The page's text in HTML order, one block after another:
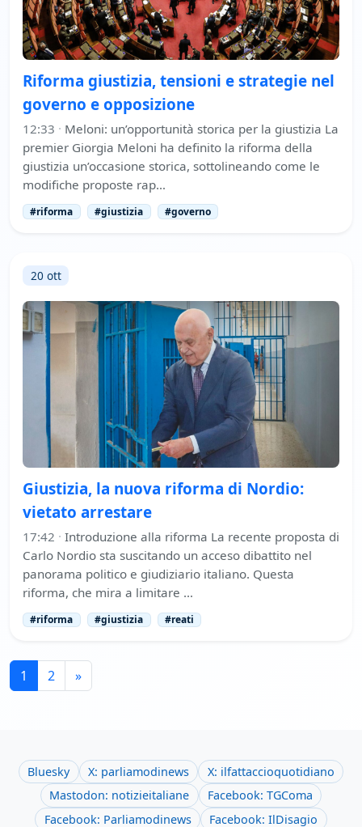
Riforma giustizia, tensioni e strategie nel
governo e opposizione
12:33 · Meloni: un’opportunità storica per la giustizia La
premier Giorgia Meloni ha definito la riforma della
giustizia un’occasione storica, sottolineando come le
modifiche proposte rap…
#riforma #giustizia #governo
20 ott
Giustizia, la nuova riforma di Nordio:
vietato arrestare
17:42 · Introduzione alla riforma La recente proposta di
Carlo Nordio sta suscitando un acceso dibattito nel
panorama politico e giudiziario italiano. Questa
riforma, che mira a limitare …
#riforma #giustizia #reati
1 2 »
Bluesky X: parliamodinews
X: ilfattaccioquotidiano
Mastodon: notizieitaliane
Facebook: TGComa
Facebook: Parliamodinews
Facebook: IlDisagio